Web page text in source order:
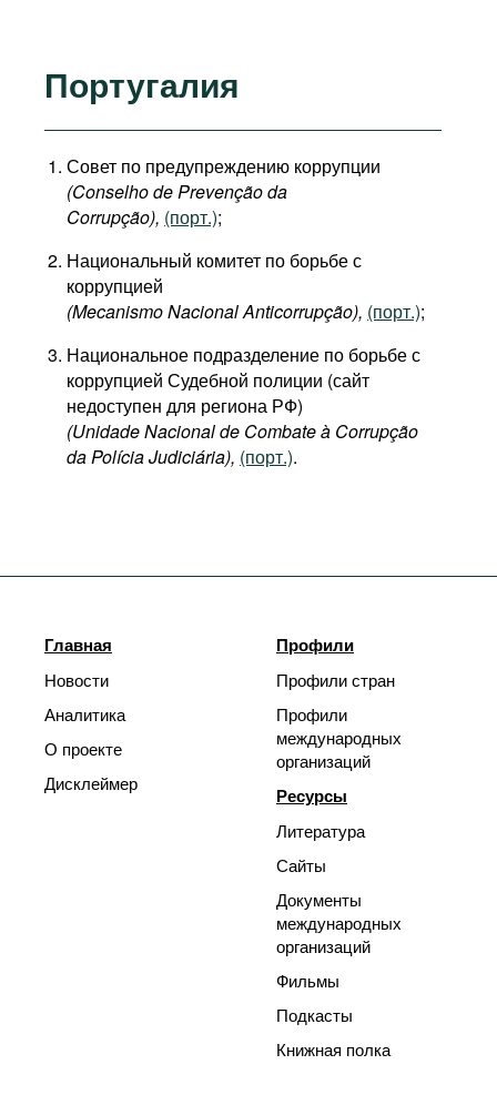
Португалия
Совет по предупреждению коррупции
(Conselho de Prevenção da
Corrupção), (порт.);
Национальный комитет по борьбе с
коррупцией
(Mecanismo Nacional Anticorrupção), (порт.);
Национальное подразделение по борьбе с
коррупцией Судебной полиции (сайт
недоступен для региона РФ)
(Unidade Nacional de Combate à Corrupção
da Polícia Judiciária), (порт.).
Главная
Новости
Аналитика
О проекте
Дисклеймер
Профили
Профили стран
Профили
международных
организаций
Ресурсы
Литература
Сайты
Документы
международных
организаций
Фильмы
Подкасты
Книжная полка